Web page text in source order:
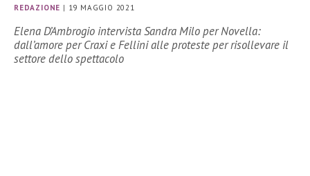
REDAZIONE | 19 MAGGIO 2021
Elena D’Ambrogio intervista Sandra Milo per Novella:
dall’amore per Craxi e Fellini alle proteste per risollevare il
settore dello spettacolo